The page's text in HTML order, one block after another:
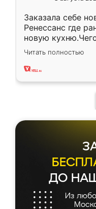
Заказала себе
Ренессанс где
новую
вполне
два года,
Читать полностью
ДО
Из